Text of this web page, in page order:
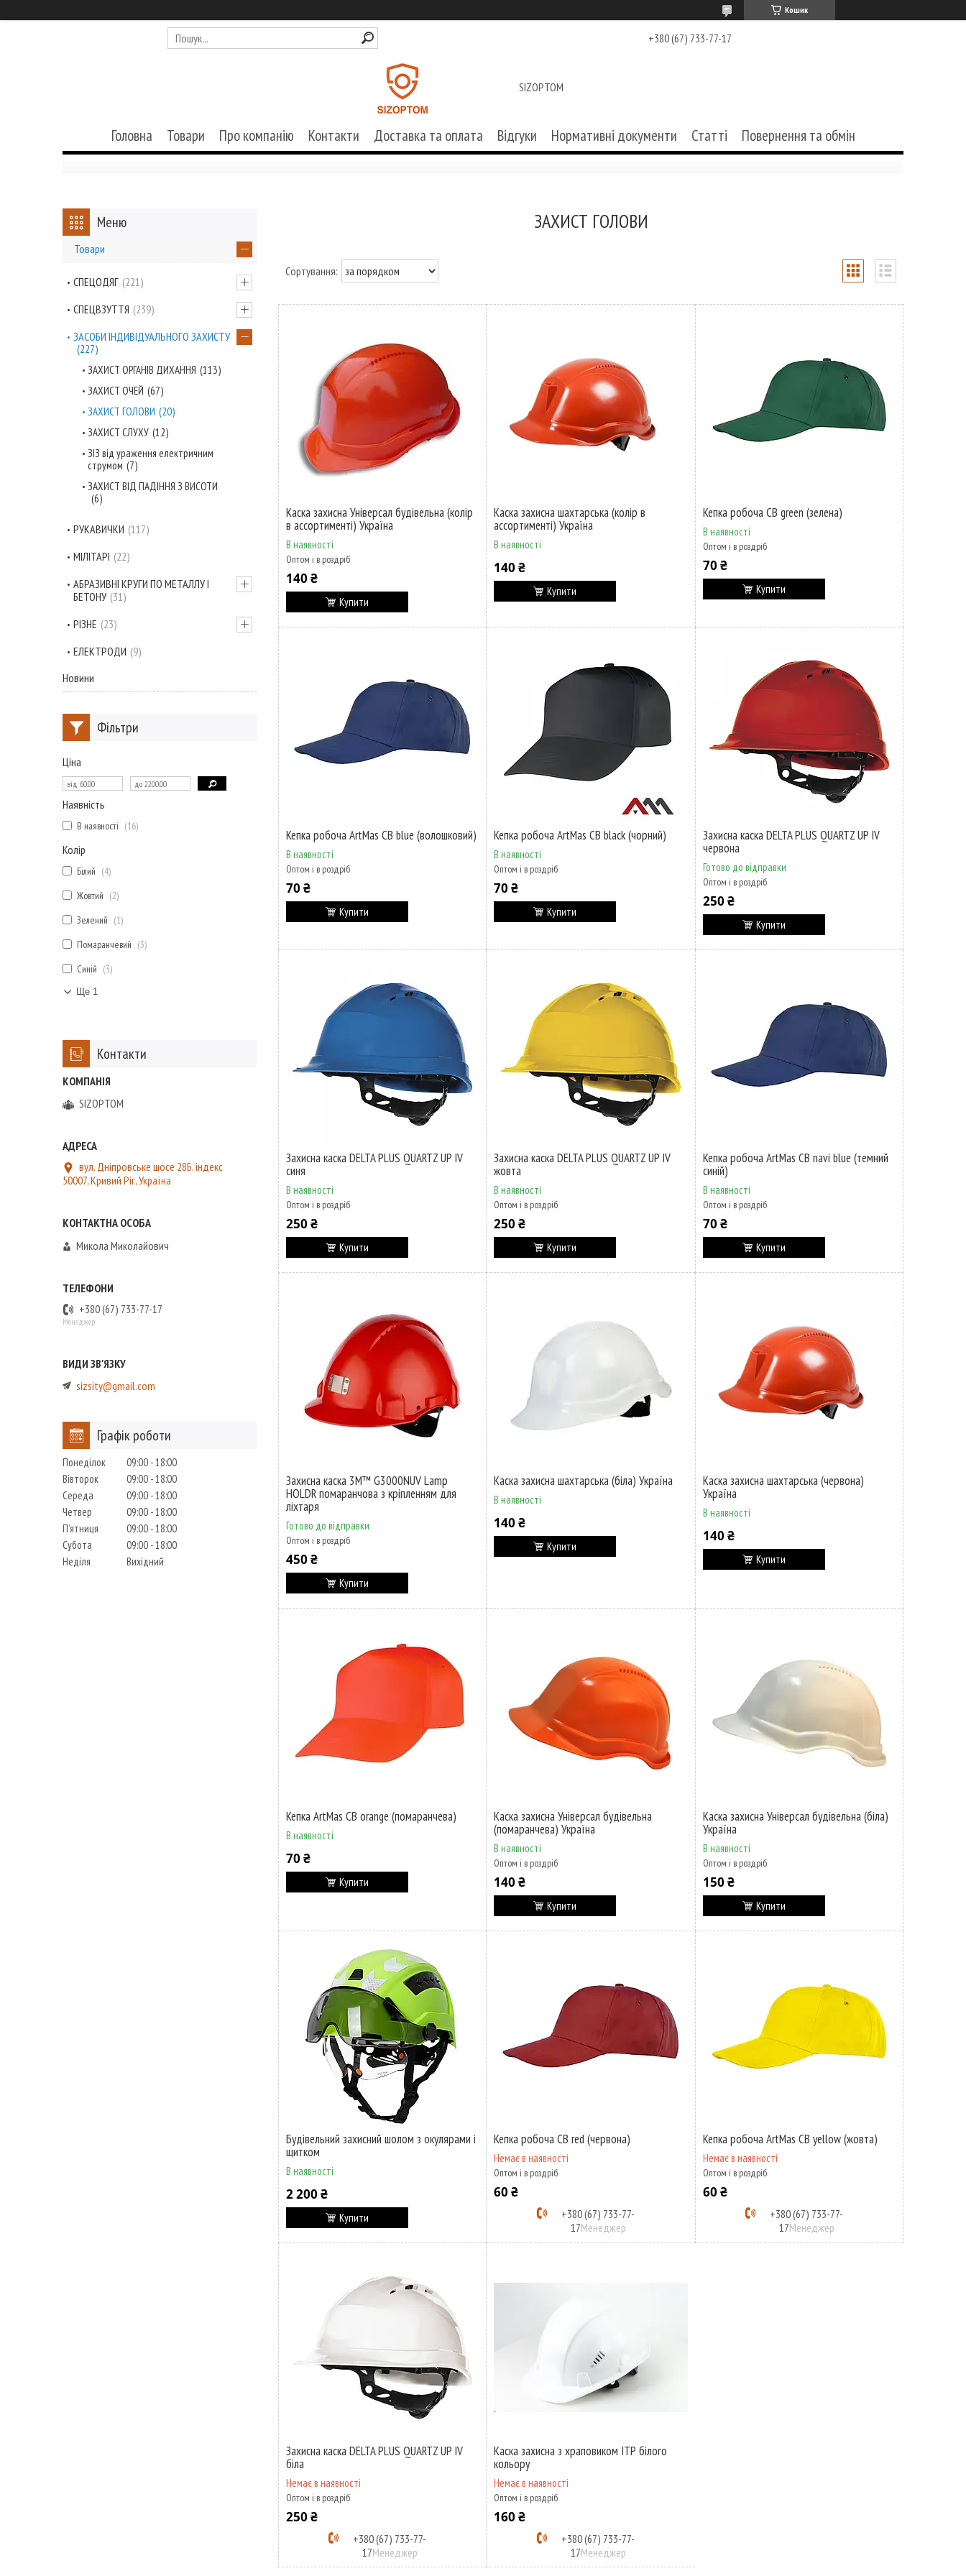
Кошик
+380 (67) 733-77-17
SIZOPTOM
Головна Товари Про компанію Контакти Доставка та оплата Відгуки Нормативні документи Статті Повернення та обмін
ЗАХИСТ ГОЛОВИ
Каска захисна Універсал будівельна (колір
в ассортименті) Україна
В наявності
Оптом і в роздріб
140 ₴
Купити
Каска захисна шахтарська (колір в
ассортименті) Україна
В наявності
140 ₴
Купити
Кепка робоча CB green (зелена)
В наявності
Оптом і в роздріб
70 ₴
Купити
Кепка робоча ArtMas CB blue (волошковий)
В наявності
Оптом і в роздріб
70 ₴
Купити
Кепка робоча ArtMas CB blaсk (чорний)
В наявності
Оптом і в роздріб
70 ₴
Купити
Захисна каска DELTA PLUS QUARTZ UP IV
червона
Готово до відправки
Оптом і в роздріб
250 ₴
Купити
Захисна каска DELTA PLUS QUARTZ UP IV
синя
В наявності
Оптом і в роздріб
250 ₴
Купити
Захисна каска DELTA PLUS QUARTZ UP IV
жовта
В наявності
Оптом і в роздріб
250 ₴
Купити
Кепка робоча ArtMas CB navi blue (темний
синій)
В наявності
Оптом і в роздріб
70 ₴
Купити
Захисна каска 3M™ G3000NUV Lamp
HOLDR помаранчова з кріпленням для
ліхтаря
Готово до відправки
Оптом і в роздріб
450 ₴
Купити
Каска захисна шахтарська (біла) Україна
В наявності
140 ₴
Купити
Каска захисна шахтарська (червона)
Україна
В наявності
140 ₴
Купити
Кепка ArtMas CB orange (помаранчева)
В наявності
70 ₴
Купити
Каска захисна Універсал будівельна
(помаранчева) Україна
В наявності
Оптом і в роздріб
140 ₴
Купити
Каска захисна Універсал будівельна (біла)
Україна
В наявності
Оптом і в роздріб
150 ₴
Купити
Будівельний захисний шолом з окулярами і
щитком
В наявності
2 200 ₴
Купити
Кепка робоча CB red (червона)
Немає в наявності
Оптом і в роздріб
60 ₴
+380 (67) 733-77-
17Менеджер
Кепка робоча ArtMas CB yellow (жовта)
Немає в наявності
Оптом і в роздріб
60 ₴
+380 (67) 733-77-
17Менеджер
Захисна каска DELTA PLUS QUARTZ UP IV
біла
Немає в наявності
Оптом і в роздріб
250 ₴
+380 (67) 733-77-
17Менеджер
Каска захисна з храповиком ІТР білого
кольору
Немає в наявності
Оптом і в роздріб
160 ₴
+380 (67) 733-77-
17Менеджер
Товари
СПЕЦОДЯГ 221
СПЕЦВЗУТТЯ 239
ЗАСОБИ ІНДИВІДУАЛЬНОГО ЗАХИСТУ
227
ЗАХИСТ ОРГАНІВ ДИХАННЯ 113
ЗАХИСТ ОЧЕЙ 67
ЗАХИСТ ГОЛОВИ 20
ЗАХИСТ СЛУХУ 12
ЗІЗ від ураження електричним
струмом 7
ЗАХИСТ ВІД ПАДІННЯ З ВИСОТИ
6
РУКАВИЧКИ 117
МІЛІТАРІ 22
АБРАЗИВНІ КРУГИ ПО МЕТАЛЛУ І
БЕТОНУ 31
РІЗНЕ 23
ЕЛЕКТРОДИ 9
Новини
Фільтри
Ціна
Наявність
В наявності 16
Колір
Білий
4
Жовтий
2
Зелений
1
Помаранчевий
3
Синій
3
Ще 1
Контакти
SIZOPTOM
вул. Дніпровське шосе 28Б, індекс
50007, Кривий Ріг, Україна
Микола Миколайович
+380 (67) 733-77-17
Менеджер
sizsity@gmail.com
Графік роботи
Понеділок 09:00 18:00
Вівторок
09:00 18:00
Середа
09:00 18:00
Четвер
09:00 18:00
Пʼятниця
09:00 18:00
Субота
09:00 18:00
Неділя
Вихідний